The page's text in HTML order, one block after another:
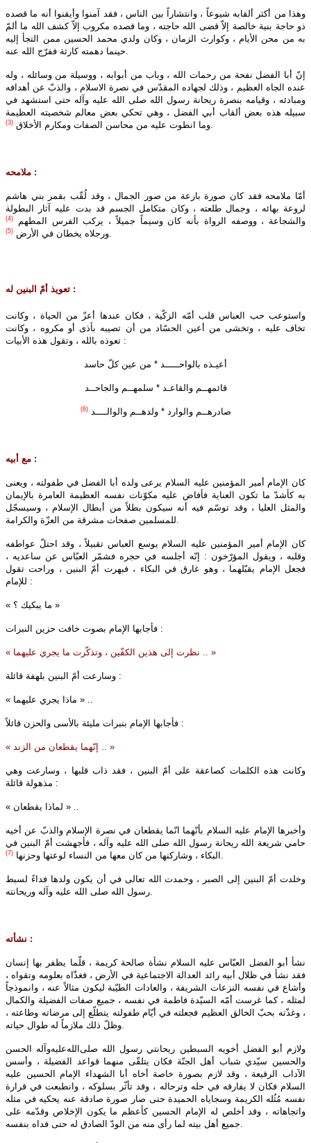
وهذا من أكثر ألقابه شيوعاً ، وانتشاراً بين الناس ، فقد آمنوا وأيقنوا أنه ما قصده
ذو حاجة بنية خالصة إلاّ قضى الله حاجته ، وما قصده مكروب إلاّ كشف الله ما ألمّ
به من محن الأيام ، وكوارث الزمان ، وكان ولدي محمد الحسين ممن التجأ إليه
إنّ أبا الفضل نفحة من رحمات الله ، وباب من أبوابه ، ووسيلة من وسائله ، وله
عنده الجاه العظيم ، وذلك لجهاده المقدّس في نصرة الاسلام ، والذبّ عن أهدافه
ومبادئه ، وقيامه بنصرة ريحانة رسول الله صلى‌ الله‌ عليه‌ وآله حتى استشهد في
سبيله هذه بعض ألقاب أبي الفضل ، وهي تحكي بعض معالم شخصيته العظيمة
وما انطوت عليه من محاسن الصفات ومكارم الأخلاق (3)
ملامحه :
أمّا ملامحه فقد كان صورة بارعة من صور الجمال ، وقد لُقّب بقمر بني هاشم
لروعة بهائه ، وجمال طلعته ، وكان متكامل الجسم قد بدت عليه آثار البطولة
والشجاعة ، ووصفه الرواة بأنه كان وسيماً جميلاً ، يركب الفرس المطهم
(4)
ورجلاه يخطان في الأرض (5)
تعويذ أمّ البنين له :
واستوعب حب العباس قلب أمّه الزكّية ، فكان عندها أعزّ من الحياة ، وكانت
تخاف عليه ، وتخشى من أعين الحسّاد من أن تصيبه بأذى أو مكروه ، وكانت
تعوذه بالله ، وتقول هذه الأبيات :
أعيـذه بالواحـــــد * من عين كلّ حاسد
قائمهــم والقاعـد * سلمهــم والجاحــد
صادرهــم والوارد *ولدهــم والوالــــد(6)
مع أبيه :
كان الإمام أمير المؤمنين عليه‌ السلام يرعى ولده أبا الفضل في طفولته ، ويعنى
به كأشدّ ما تكون العناية فأفاض عليه مكوّنات نفسه العظيمة العامرة بالإيمان
والمثل العليا ، وقد توسّم فيه أنه سيكون بطلاً من أبطال الإسلام ، وسيسجّل
للمسلمين صفحات مشرقة من العزّة والكرامة.
كان الإمام أمير المؤمنين عليه‌ السلام يوسع العباس تقبيلاً ، وقد احتلّ عواطفه
وقلبه ، ويقول المؤرّخون : إنّه أجلسه في حجره فشمّر العبّاس عن ساعديه ،
فجعل الإمام يقبّلهما ، وهو غارق في البكاء ، فبهرت أمّ البنين ، وراحت تقول
للإمام :
« ما يبكيك ؟ »
فأجابها الإمام بصوت خافت حزين النبرات :
« نظرت إلى هذين الكفّين ، وتذكّرت ما يجري عليهما .. »
وسارعت أمّ البنين بلهفة قائلة :
« ماذا يجري عليهما » ..
فأجابها الإمام بنبرات مليئة بالأسى والحزن قائلاً :
« إنّهما يقطعان من الزند .. »
وكانت هذه الكلمات كصاعقة على أمّ البنين ، فقد ذاب قلبها ، وسارعت وهي
مذهولة قائلة :
« لماذا يقطعان » ..
وأخبرها الإمام عليه‌ السلام بأنّهما انّما يقطعان في نصرة الإسلام والذبّ عن أخيه
حامي شريعة الله ريحانة رسول الله صلى‌ الله‌ عليه‌ وآله ، فأجهشت أمّ البنين في
البكاء ، وشاركنها من كان معها من النساء لوعتها وحزنها (7) .
وخلدت أمّ البنين إلى الصبر ، وحمدت الله تعالى في أن يكون ولدها فداءً لسبط
رسول الله صلى‌ الله‌ عليه‌ وآله وريحانته.
نشأته :
نشأ أبو الفضل العبّاس عليه‌ السلام نشأة صالحة كريمة ، قلّما يظفر بها إنسان
فقد نشأ في ظلال أبيه رائد العدالة الاجتماعية في الأرض ، فغذّاه بعلومه وتقواه ،
وأشاع في نفسه النزعات الشريفة ، والعادات الطيّبة ليكون مثالاً عنه ، وانموذجاً
لمثله ، كما غرست أمّه السيّدة فاطمة في نفسه ، جميع صفات الفضيلة والكمال
، وغذّته بحبّ الخالق العظيم فجعلته في أيّام طفولته يتطلّع إلى مرضاته وطاعته ،
وظلّ ذلك ملازماً له طوال حياته.
ولازم أبو الفضل أخويه السبطين ريحانتي رسول الله صلى‌الله‌عليه‌وآله الحسن
والحسين سيّدي شباب أهل الجنّة فكان يتلقّى منهما قواعد الفضيلة ، وأسس
الآداب الرفيعة ، وقد لازم بصورة خاصة أخاه أبا الشهداء الإمام الحسين عليه‌
السلام فكان لا يفارقه في حله وترحاله ، وقد تأثّر بسلوكه ، وانطبعت في قرارة
نفسه مُثُله الكريمة وسجاياه الحميدة حتى صار صورة صادقة عنه يحكيه في مثله
واتجاهاته ، وقد أخلص له الإمام الحسين كأعظم ما يكون الإخلاص وقدّمه على
جميع أهل بيته لما رأى منه من الودّ الصادق له حتى فداه بنفسه.